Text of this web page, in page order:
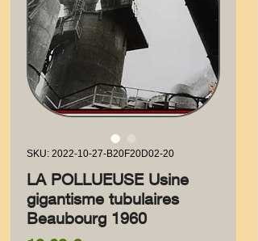
SKU: 2022-10-27-B20F20D02-20
LA POLLUEUSE Usine
gigantisme tubulaires
Beaubourg 1960